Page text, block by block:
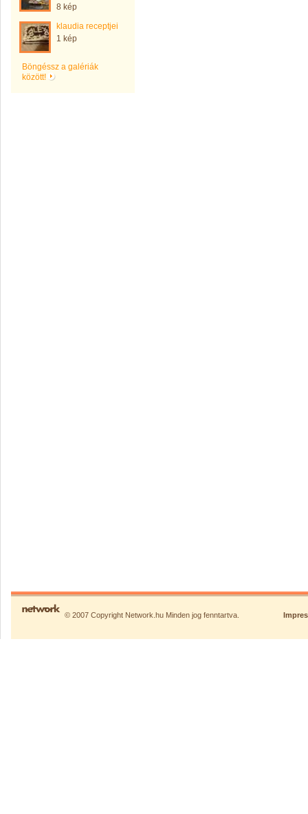
8 kép
klaudia receptjei
1 kép
Böngéssz a galériák
között!
© 2007 Copyright Network.hu Minden jog fenntartva.